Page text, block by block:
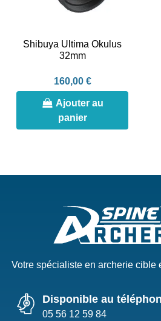
Shibuya Ultima Okulus
32mm
160,00 €
Ajouter au
panier
Votre spécialiste en archerie cible
Disponible au
05 56 12 59 84